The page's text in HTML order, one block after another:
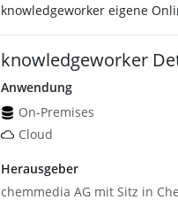
knowledgeworker eigene
knowledgeworker
Anwendung
On-Premises
Cloud
Herausgeber
chemmedia AG mit Sitz in